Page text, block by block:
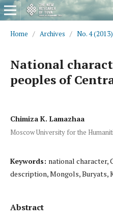
Home / Archives / No. 4 (2013)
National
peoples of
Chimiza K. Lamazhaa
Moscow University for the
Keywords: national character,
description, Mongols, Buryats,
Abstract